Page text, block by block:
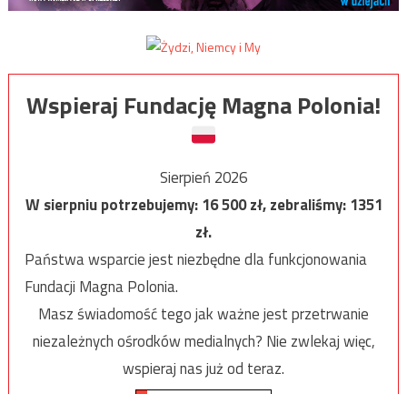
Wspieraj Fundację Magna Polonia!
Sierpień 2026
W sierpniu potrzebujemy:16 500zł, zebraliśmy:1351
zł.
Państwa wsparcie jest niezbędne dla funkcjonowania
Fundacji Magna Polonia.
Masz świadomość tego jak ważne jest przetrwanie
niezależnych ośrodków medialnych? Nie zwlekaj więc,
wspieraj nas już od teraz.